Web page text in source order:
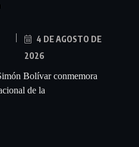
4 DE AGOSTO DE
2026
Bolívar conmemora
de la